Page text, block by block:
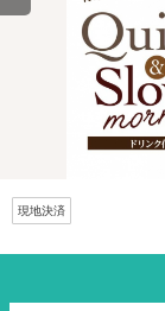
現地決済